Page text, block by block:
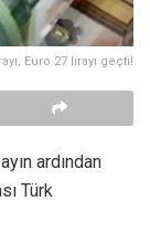
Euro 27 lirayı geçti!
ardından
Türk